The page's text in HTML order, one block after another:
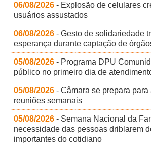
06/08/2026 - Explosão de celulares
usuários assustados
06/08/2026 - Gesto de solidariedade
esperança durante captação de
05/08/2026 - Programa DPU
público no primeiro dia de
05/08/2026 - Câmara se prepara
reuniões semanais
05/08/2026 - Semana Nacional da
necessidade das pessoas driblarem
importantes do cotidiano